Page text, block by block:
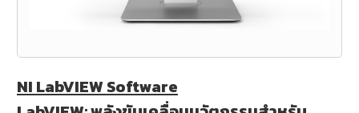
NI LabVIEW Software